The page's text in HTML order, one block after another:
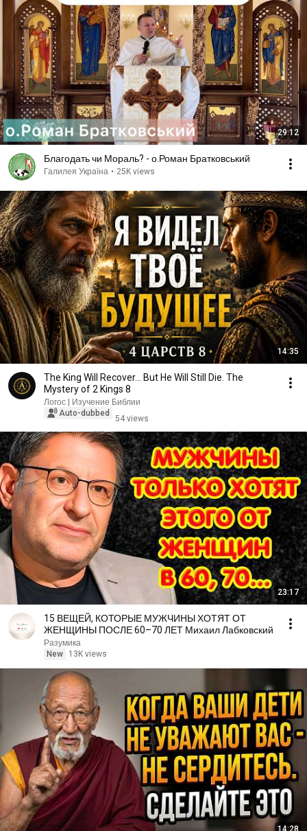
29:12
Благодать чи Мораль? - о.Роман Братковський
Галилея Україна • 25K views
14:35
The King Will Recover... But He Will Still Die. The
Mystery of 2 Kings 8
Логос | Изучение Библии
Auto-dubbed
54 views
23:17
15 ВЕЩЕЙ, КОТОРЫЕ МУЖЧИНЫ ХОТЯТ ОТ
ЖЕНЩИНЫ ПОСЛЕ 60–70 ЛЕТ Михаил Лабковский
Разумика
New
13K views
14:28